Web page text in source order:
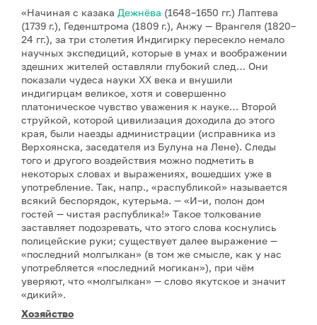
«Начиная с казака Дежнёва (1648–1650 гг.) Лаптева
(1739 г.), Геденштрома (1809 г.), Анжу — Врангеля (1820–
24 гг.), за три столетия Индигирку пересекло немало
научных экспедиций, которые в умах и воображении
здешних жителей оставляли глубокий след… Они
показали чудеса науки XX века и внушили
индигирцам великое, хотя и совершенно
платоническое чувство уважения к науке… Второй
струйкой, которой цивилизация доходила до этого
края, были наезды администрации (исправника из
Верхоянска, заседателя из Булуна на Лене). Следы
того и другого воздействия можно подметить в
некоторых словах и выражениях, вошедших уже в
употребление. Так, напр., «распубликой» называется
всякий беспорядок, кутерьма. — «И–и, полон дом
гостей — чистая распублика!» Такое толкование
заставляет подозревать, что этого слова коснулись
полицейские руки; существует далее выражение —
«последний молгылкан» (в том же смысле, как у нас
употребляется «последний могикан»), при чём
уверяют, что «молгылкан» — слово якутское и значит
«дикий».
Хозяйство